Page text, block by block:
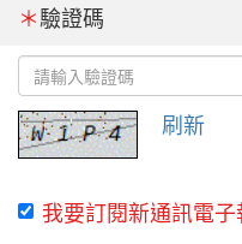
＊驗證碼
刷新
我要訂閱新通訊電子